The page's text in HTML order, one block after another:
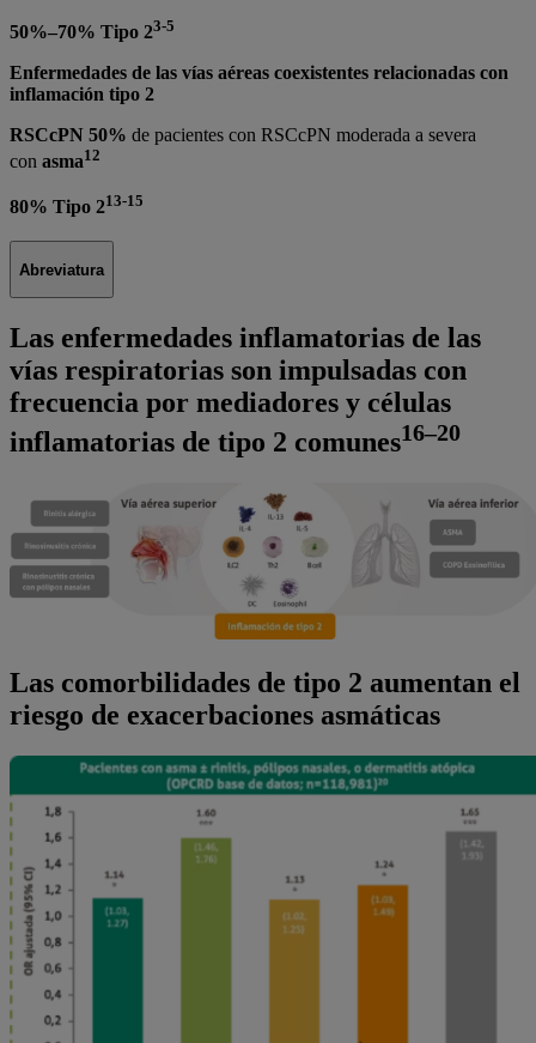
50%–70% Tipo 23-5
Enfermedades de las vías aéreas coexistentes relacionadas con
inflamación tipo 2
RSCcPN 50% de pacientes con RSCcPN moderada a severa
con asma12
80% Tipo 213-15
Abreviatura
Las enfermedades inflamatorias de las
vías respiratorias son impulsadas con
frecuencia por mediadores y células
inflamatorias de tipo 2 comunes16–20
Las comorbilidades de tipo 2 aumentan el
riesgo de exacerbaciones asmáticas